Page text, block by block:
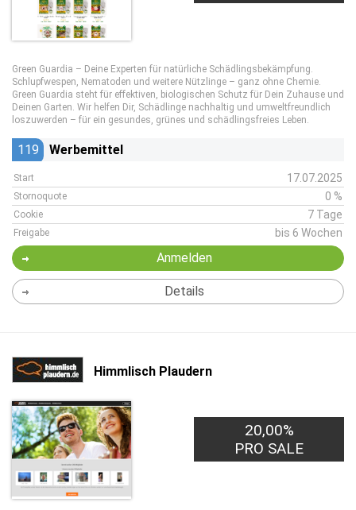
Green Guardia – Deine Experten für natürliche Schädlingsbekämpfung.
Schlupfwespen, Nematoden und weitere Nützlinge – ganz ohne Chemie.
Green Guardia steht für effektiven, biologischen Schutz für Dein Zuhause und
Deinen Garten. Wir helfen Dir, Schädlinge nachhaltig und umweltfreundlich
loszuwerden – für ein gesundes, grünes und schädlingsfreies Leben.
119 Werbemittel
Start 17.07.2025
Stornoquote 0 %
Cookie 7 Tage
Freigabe bis 6 Wochen
Anmelden
Details
Himmlisch Plaudern
1,00€
PRO LEAD
20,00%
PRO SALE